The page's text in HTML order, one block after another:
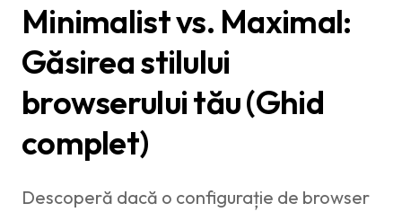
Minimalist vs. Maximal:
Găsirea stilului
browserului tău (Ghid
complet)
Descoperă dacă o configurație de browser